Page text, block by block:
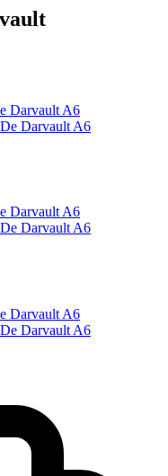
Darvault A6
Darvault A6
Darvault A6
Darvault A6
Darvault A6
Darvault A6